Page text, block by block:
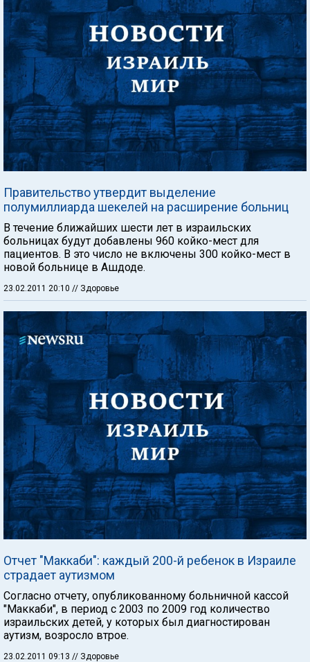
Правительство утвердит выделение
полумиллиарда шекелей на расширение больниц
В течение ближайших шести лет в израильских
больницах будут добавлены 960 койко-мест для
пациентов. В это число не включены 300 койко-мест в
новой больнице в Ашдоде.
23.02.2011 20:10 // Здоровье
Отчет "Маккаби": каждый 200-й ребенок в Израиле
страдает аутизмом
Согласно отчету, опубликованному больничной кассой
"Маккаби", в период с 2003 по 2009 год количество
израильских детей, у которых был диагностирован
аутизм, возросло втрое.
23.02.2011 09:13 // Здоровье